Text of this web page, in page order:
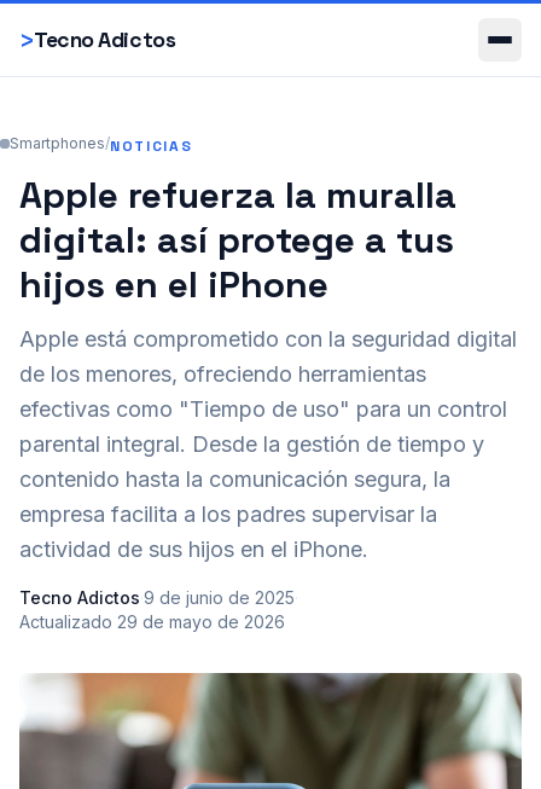
>Tecno Adictos
Smartphones
Smartphones/NOTICIAS
Apple refuerza la muralla
digital: así protege a tus
hijos en el iPhone
Apple está comprometido con la seguridad digital
de los menores, ofreciendo herramientas
efectivas como "Tiempo de uso" para un control
parental integral. Desde la gestión de tiempo y
contenido hasta la comunicación segura, la
empresa facilita a los padres supervisar la
actividad de sus hijos en el iPhone.
Tecno Adictos·9 de junio de 2025·
Actualizado 29 de mayo de 2026